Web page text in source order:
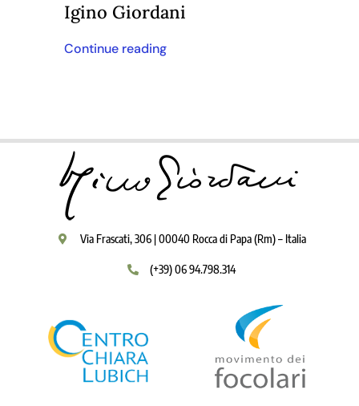
Igino Giordani
Continue reading
Via Frascati, 306 | 00040 Rocca di Papa (Rm) – Italia
(+39) 06 94.798.314